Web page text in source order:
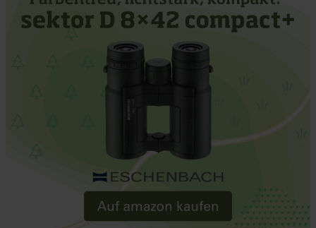
Further information on the procedures used and your
rights can be found in ourPrivacy Policy Imprint